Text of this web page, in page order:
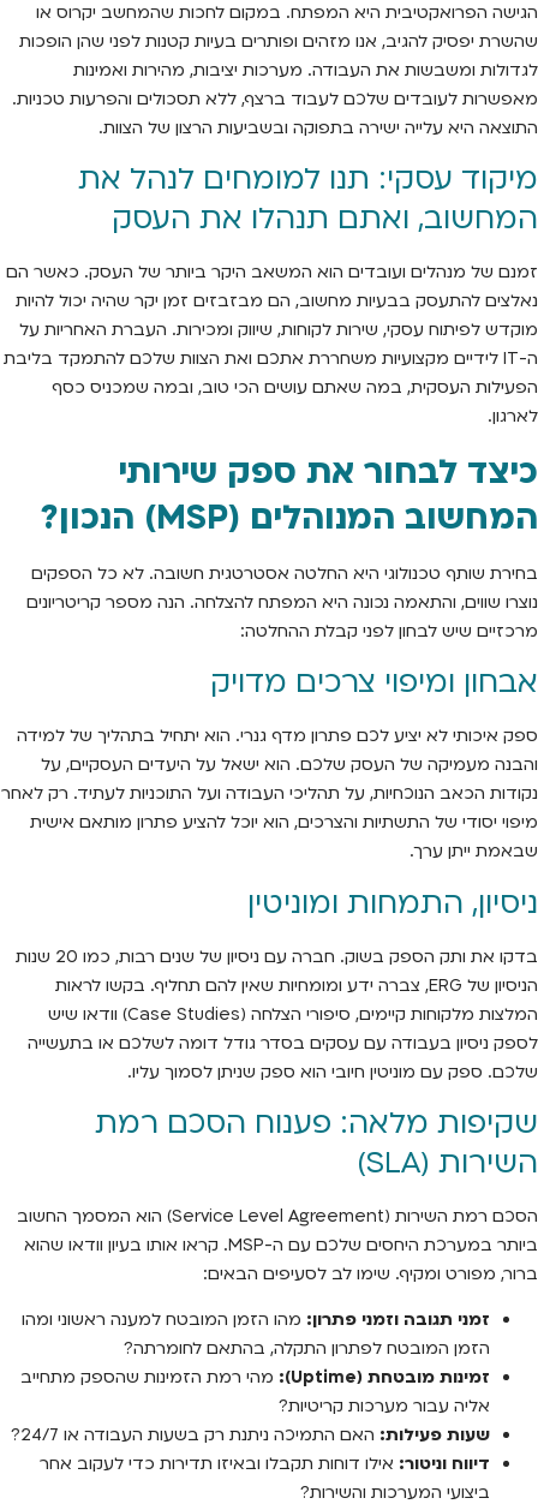
הגישה הפרואקטיבית היא המפתח. במקום לחכות שהמחשב יקרוס או
שהשרת יפסיק להגיב, אנו מזהים ופותרים בעיות קטנות לפני שהן הופכות
לגדולות ומשבשות את העבודה. מערכות יציבות, מהירות ואמינות
מאפשרות לעובדים שלכם לעבוד ברצף, ללא תסכולים והפרעות טכניות.
התוצאה היא עלייה ישירה בתפוקה ובשביעות הרצון של הצוות.
מיקוד עסקי: תנו למומחים לנהל את
המחשוב, ואתם תנהלו את העסק
זמנם של מנהלים ועובדים הוא המשאב היקר ביותר של העסק. כאשר הם
נאלצים להתעסק בבעיות מחשוב, הם מבזבזים זמן יקר שהיה יכול להיות
מוקדש לפיתוח עסקי, שירות לקוחות, שיווק ומכירות. העברת האחריות על
ה-IT לידיים מקצועיות משחררת אתכם ואת הצוות שלכם להתמקד בליבת
הפעילות העסקית, במה שאתם עושים הכי טוב, ובמה שמכניס כסף
לארגון.
כיצד לבחור את ספק שירותי
המחשוב המנוהלים (MSP) הנכון?
בחירת שותף טכנולוגי היא החלטה אסטרטגית חשובה. לא כל הספקים
נוצרו שווים, והתאמה נכונה היא המפתח להצלחה. הנה מספר קריטריונים
מרכזיים שיש לבחון לפני קבלת ההחלטה:
אבחון ומיפוי צרכים מדויק
ספק איכותי לא יציע לכם פתרון מדף גנרי. הוא יתחיל בתהליך של למידה
והבנה מעמיקה של העסק שלכם. הוא ישאל על היעדים העסקיים, על
נקודות הכאב הנוכחיות, על תהליכי העבודה ועל התוכניות לעתיד. רק לאחר
מיפוי יסודי של התשתיות והצרכים, הוא יוכל להציע פתרון מותאם אישית
שבאמת ייתן ערך.
ניסיון, התמחות ומוניטין
בדקו את ותק הספק בשוק. חברה עם ניסיון של שנים רבות, כמו 20 שנות
הניסיון של ERG, צברה ידע ומומחיות שאין להם תחליף. בקשו לראות
המלצות מלקוחות קיימים, סיפורי הצלחה (Case Studies) וודאו שיש
לספק ניסיון בעבודה עם עסקים בסדר גודל דומה לשלכם או בתעשייה
שלכם. ספק עם מוניטין חיובי הוא ספק שניתן לסמוך עליו.
שקיפות מלאה: פענוח הסכם רמת
השירות (SLA)
הסכם רמת השירות (Service Level Agreement) הוא המסמך החשוב
ביותר במערכת היחסים שלכם עם ה-MSP. קראו אותו בעיון וודאו שהוא
ברור, מפורט ומקיף. שימו לב לסעיפים הבאים:
זמני תגובה וזמני פתרון: מהו הזמן המובטח למענה ראשוני ומהו
הזמן המובטח לפתרון התקלה, בהתאם לחומרתה?
זמינות מובטחת (Uptime):
מהי רמת הזמינות שהספק מתחייב
אליה עבור מערכות קריטיות?
שעות פעילות: האם התמיכה ניתנת רק בשעות העבודה או 24/7?
דיווח וניטור: אילו דוחות תקבלו ובאיזו תדירות כדי לעקוב אחר
ביצועי המערכות והשירות?